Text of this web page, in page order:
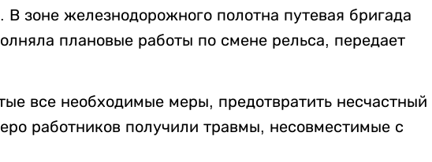
В зоне железнодорожного полотна путевая бригада
плановые работы по смене рельса, передает
все необходимые меры, предотвратить несчастный
работников получили травмы, несовместимые с